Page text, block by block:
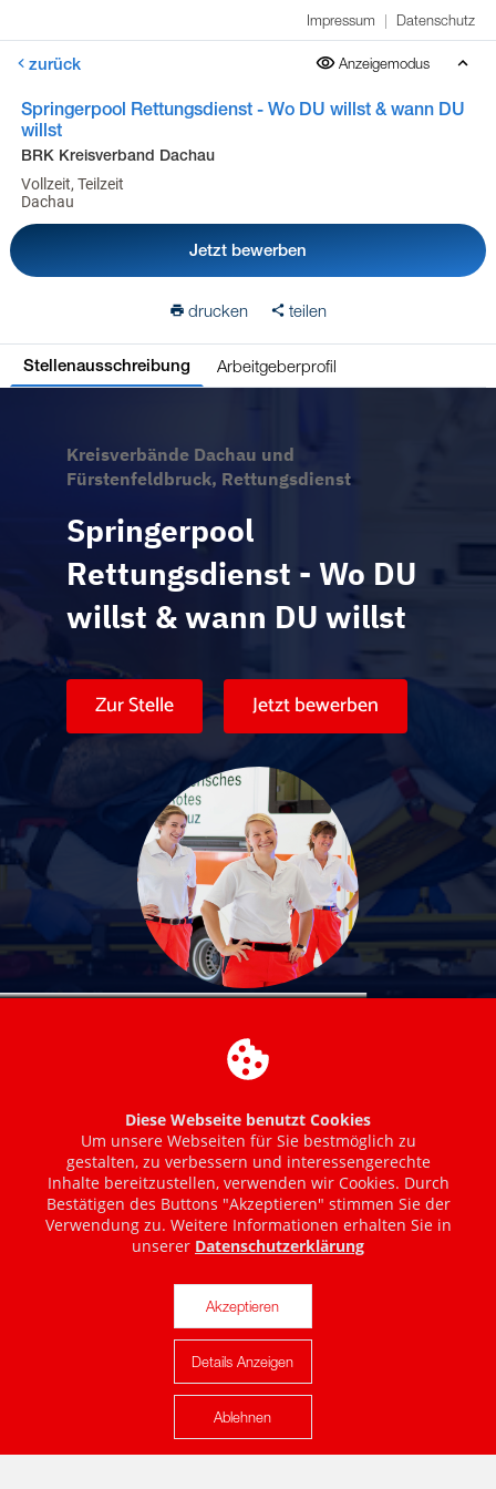
Impressum | Datenschutz
zurück Anzeigemodus
Springerpool Rettungsdienst - Wo DU willst & wann DU
willst
BRK Kreisverband Dachau
Vollzeit, Teilzeit
Dachau
Jetzt bewerben
drucken teilen
Stellenausschreibung Arbeitgeberprofil
Karte anzeigen
Diese Webseite benutzt Cookies
Um unsere Webseiten für Sie bestmöglich zu
gestalten, zu verbessern und interessengerechte
Inhalte bereitzustellen, verwenden wir Cookies. Durch
Bestätigen des Buttons "Akzeptieren" stimmen Sie der
Verwendung zu. Weitere Informationen erhalten Sie in
unserer Datenschutzerklärung
Akzeptieren
Details Anzeigen
Ablehnen